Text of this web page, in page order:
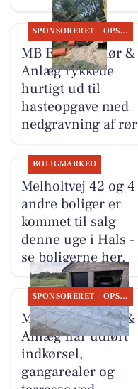
SPONSORERET OPSLAGSTAVLEN
MB Entreprenør &
Anlæg rykkede
hurtigt ud til
hasteopgave med
nedgravning af rør
BOLIGMARKED
Melholtvej 42 og 4
andre boliger er
kommet til salg
denne uge i Hals -
se boligerne her.
SPONSORERET OPSLAGSTAVLEN
MB Entreprenør &
Anlæg har udført
indkørsel,
gangarealer og